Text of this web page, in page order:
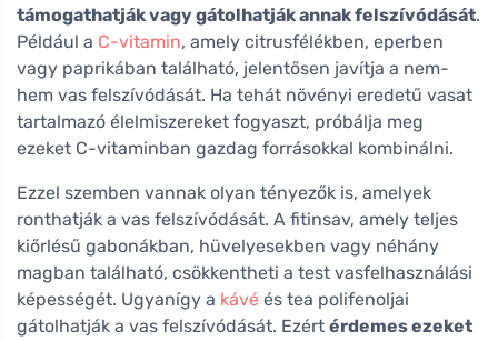
támogathatják vagy gátolhatják annak felszívódását.
Például a C-vitamin, amely citrusfélékben, eperben
vagy paprikában található, jelentősen javítja a nem-
hem vas felszívódását. Ha tehát növényi eredetű vasat
tartalmazó élelmiszereket fogyaszt, próbálja meg
ezeket C-vitaminban gazdag forrásokkal kombinálni.
Ezzel szemben vannak olyan tényezők is, amelyek
ronthatják a vas felszívódását. A fitinsav, amely teljes
kiőrlésű gabonákban, hüvelyesekben vagy néhány
magban található, csökkentheti a test vasfelhasználási
képességét. Ugyanígy a kávé és tea polifenoljai
gátolhatják a vas felszívódását. Ezért érdemes ezeket